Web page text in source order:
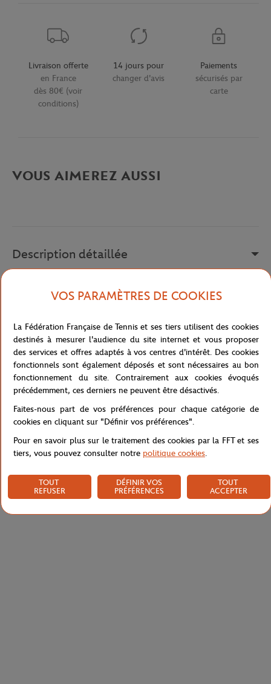
Livraison offerte
en France
dès 80€ (voir
conditions)
14 jours pour
changer d'avis
Paiements
sécurisés par
carte
VOUS AIMEREZ AUSSI
Description détaillée
Caractéristiques
Livraison et retours
VOS PARAMÈTRES DE COOKIES
La Fédération Française de Tennis et ses tiers utilisent des cookies
destinés à mesurer l'audience du site internet et vous proposer
des services et offres adaptés à vos centres d'intérêt. Des cookies
fonctionnels sont également déposés et sont nécessaires au bon
fonctionnement du site. Contrairement aux cookies évoqués
précédemment, ces derniers ne peuvent être désactivés.
Faites-nous part de vos préférences pour chaque catégorie de
cookies en cliquant sur "Définir vos préférences".
Pour en savoir plus sur le traitement des cookies par la FFT et ses
tiers, vous pouvez consulter notre politique cookies.
TOUT
REFUSER
DÉFINIR VOS
PRÉFÉRENCES
TOUT
ACCEPTER